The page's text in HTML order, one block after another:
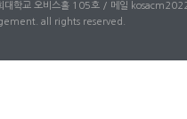
대학교 오비스홀 105호 / 메일
all rights reserved.